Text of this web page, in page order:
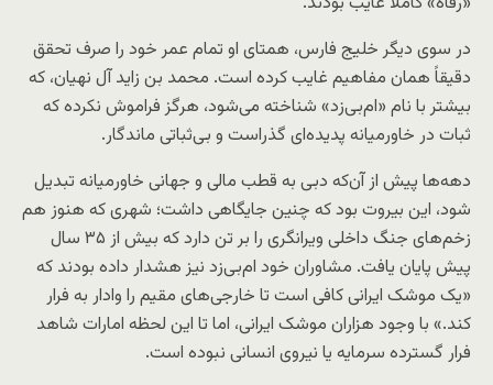
در سوی دیگر خلیج فارس، همتای او تمام عمر خود را صرف تحقق
دقیقاً همان مفاهیم غایب کرده است. محمد بن زاید آل نهیان، که
بیشتر با نام «ام‌بی‌زد» شناخته می‌شود، هرگز فراموش نکرده که
ثبات در خاورمیانه پدیده‌ای گذراست و بی‌ثباتی ماندگار.
دهه‌ها پیش از آن‌که دبی به قطب مالی و جهانی خاورمیانه تبدیل
شود، این بیروت بود که چنین جایگاهی داشت؛ شهری که هنوز هم
زخم‌های جنگ داخلی ویرانگری را بر تن دارد که بیش از ۳۵ سال
پیش پایان یافت. مشاوران خود ام‌بی‌زد نیز هشدار داده بودند که
«یک موشک ایرانی کافی است تا خارجی‌های مقیم را وادار به فرار
کند.» با وجود هزاران موشک ایرانی، اما تا این لحظه امارات شاهد
فرار گسترده سرمایه یا نیروی انسانی نبوده است.